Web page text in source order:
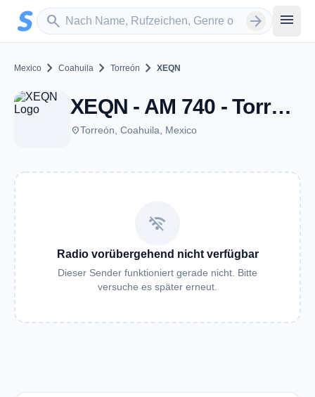
Zum Hauptinhalt springen
search
Sender suchen arrow_forward menu
Mexico chevron_right Coahuila chevron_right Torreón chevron_right XEQN
XEQN - AM 740 - Torreón, CI
placeTorreón, Coahuila, Mexico
wifi_off
Radio vorübergehend nicht verfügbar
Dieser Sender funktioniert gerade nicht. Bitte
versuche es später erneut.